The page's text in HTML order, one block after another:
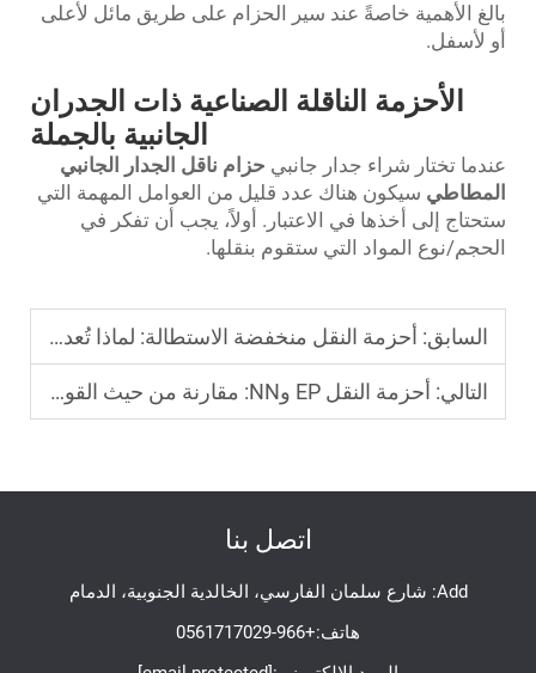
بالغ الأهمية خاصةً عند سير الحزام على طريق مائل لأعلى
أو لأسفل.
الأحزمة الناقلة الصناعية ذات الجدران
الجانبية بالجملة
عندما تختار شراء جدار جانبي حزام ناقل الجدار الجانبي
المطاطي سيكون هناك عدد قليل من العوامل المهمة التي
ستحتاج إلى أخذها في الاعتبار. أولاً، يجب أن تفكر في
الحجم/نوع المواد التي ستقوم بنقلها.
السابق: أحزمة النقل منخفضة الاستطالة: لماذا تُعد مقاومة التمدد مهمة في النقل الدقيق
التالي: أحزمة النقل EP وNN: مقارنة من حيث القوة والمرونة والتكلفة
اتصل بنا
Add: شارع سلمان الفارسي، الخالدية الجنوبية، الدمام
هاتف:+966-0561717029